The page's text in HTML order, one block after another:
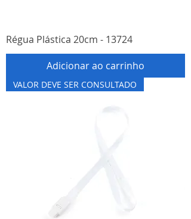
Régua Plástica 20cm - 13724
Adicionar ao carrinho
VALOR DEVE SER CONSULTADO